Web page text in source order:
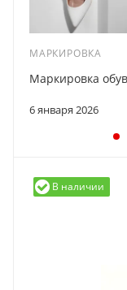
МАРКИРОВКА
6 января 2026
Маркировка
В наличии